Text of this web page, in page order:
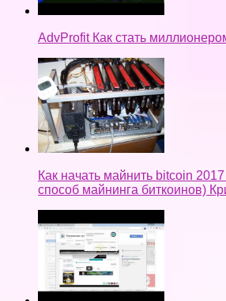
AdvProfit Как стать
Как начать майнить bitcoin
способ майнинга биткоинов)